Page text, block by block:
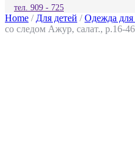
КНОПКА
ЗАКРЫТЬ
тел. 909 - 725
Home / Для детей /Одежда
со следом Ажур, салат., р.16-46